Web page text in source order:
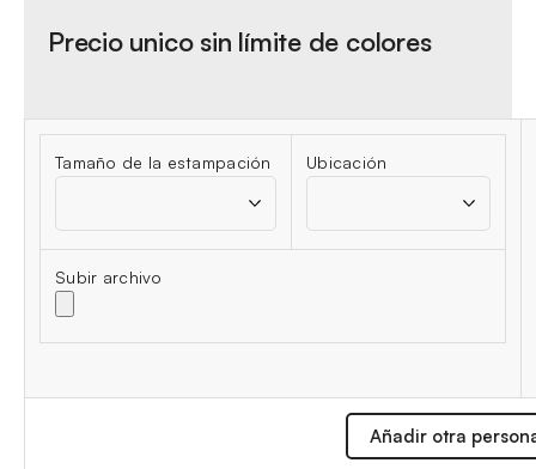
Precio unico sin límite de colores
Tamaño de la estampación Ubicación
Subir archivo
Añadir otra